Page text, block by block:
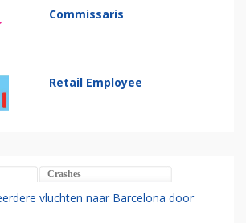
Commissaris
Retail Employee
Crashes
vluchten naar Barcelona door